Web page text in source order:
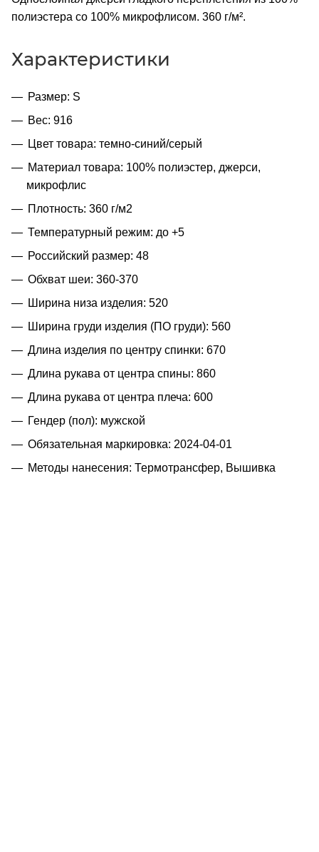
полиэстера со 100% микрофлисом. 360 г/м².
Характеристики
Размер: S
Вес: 916
Цвет товара: темно-синий/серый
Материал товара: 100% полиэстер, джерси,
микрофлис
Плотность: 360 г/м2
Температурный режим: до +5
Российский размер: 48
Обхват шеи: 360-370
Ширина низа изделия: 520
Ширина груди изделия (ПО груди): 560
Длина изделия по центру спинки: 670
Длина рукава от центра спины: 860
Длина рукава от центра плеча: 600
Гендер (пол): мужской
Обязательная маркировка: 2024-04-01
Методы нанесения: Термотрансфер, Вышивка